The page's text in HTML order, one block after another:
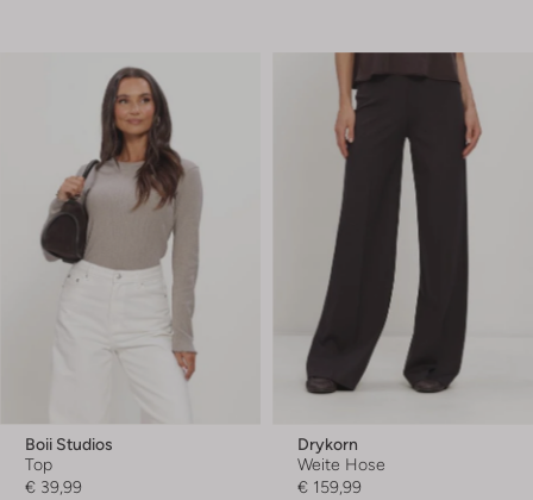
Boii Studios
Top
€ 39,99
Drykorn
Weite Hose
€ 159,99